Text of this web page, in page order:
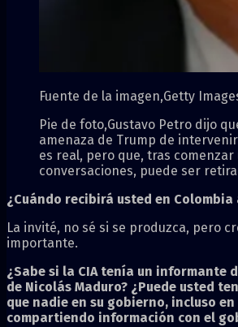
Fuente de la imagen,Getty
Pie de foto,Gustavo Petro dijo
amenaza de Trump de
es real, pero que, tras comenzar
conversaciones, puede ser
¿Cuándo recibirá usted en Colombia
La invité, no sé si se produzca, pero
importante.
¿Sabe si la CIA tenía un informante
de Nicolás Maduro? ¿Puede usted
que nadie en su gobierno, incluso
compartiendo información con el